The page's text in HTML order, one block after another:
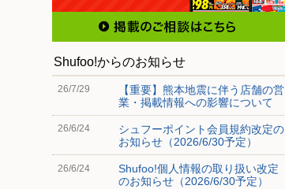
Shufoo!からのお知らせ
26/7/29
【重要】熊本地震に伴う店舗の営
業・掲載情報への影響について
26/6/24
シュフーポイント会員規約改定の
お知らせ（2026/6/30予定）
26/6/24
Shufoo!個人情報の取り扱い改定
のお知らせ（2026/6/30予定）